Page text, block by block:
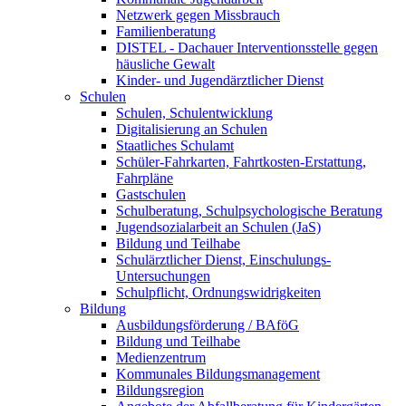
Netzwerk gegen Missbrauch
Familienberatung
DISTEL - Dachauer Interventionsstelle gegen
häusliche Gewalt
Kinder- und Jugendärztlicher Dienst
Schulen
Schulen, Schulentwicklung
Digitalisierung an Schulen
Staatliches Schulamt
Schüler-Fahrkarten, Fahrtkosten-Erstattung,
Fahrpläne
Gastschulen
Schulberatung, Schulpsychologische Beratung
Jugendsozialarbeit an Schulen (JaS)
Bildung und Teilhabe
Schulärztlicher Dienst, Einschulungs-
Untersuchungen
Schulpflicht, Ordnungswidrigkeiten
Bildung
Ausbildungsförderung / BAföG
Bildung und Teilhabe
Medienzentrum
Kommunales Bildungsmanagement
Bildungsregion